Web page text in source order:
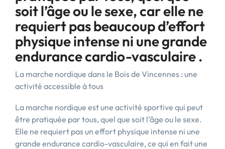
soit l’âge ou le sexe, car elle ne
requiert pas beaucoup d’effort
physique intense ni une grande
endurance cardio-vasculaire .
La marche nordique dans le Bois de Vincennes : une
activité accessible à tous
La marche nordique est une activité sportive qui peut
être pratiquée par tous, quel que soit l’âge ou le sexe.
Elle ne requiert pas un effort physique intense ni une
grande endurance cardio-vasculaire, ce qui en fait une